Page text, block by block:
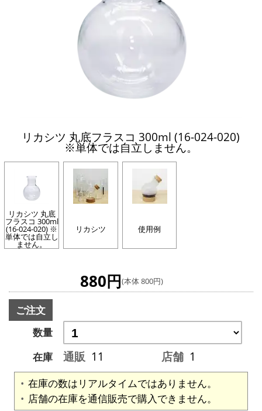
リカシツ 丸底フラスコ 300ml (16-024-020)
※単体では自立しません。
リカシツ 丸底
フラスコ 300ml
(16-024-020) ※
単体では自立し
ません。
リカシツ 使用例
880円(本体 800円)
ご注文
数量
在庫
通販 11 店舗 1
在庫の数はリアルタイムではありません。
店舗の在庫を通信販売で購入できません。